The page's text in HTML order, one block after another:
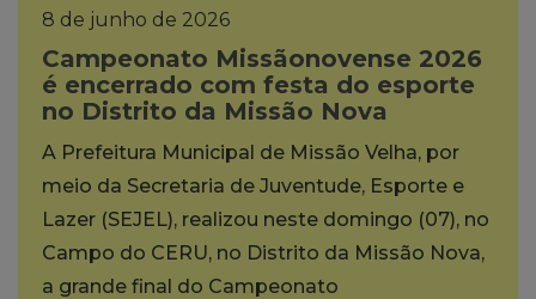
8 de junho de 2026
Campeonato Missãonovense 2026
é encerrado com festa do esporte
no Distrito da Missão Nova
A Prefeitura Municipal de Missão Velha, por
meio da Secretaria de Juventude, Esporte e
Lazer (SEJEL), realizou neste domingo (07), no
Campo do CERU, no Distrito da Missão Nova,
a grande final do Campeonato